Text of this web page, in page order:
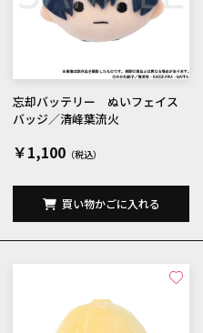
忘却バッテリー ぬいフェイス
バッジ／清峰葉流火
￥1,100
買い物かごに入れる